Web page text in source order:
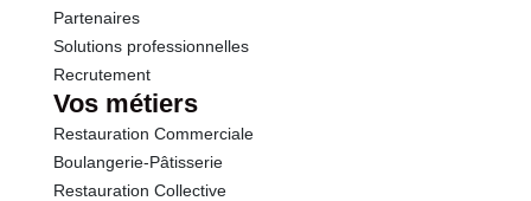
Partenaires
Solutions professionnelles
Recrutement
Vos métiers
Restauration Commerciale
Boulangerie-Pâtisserie
Restauration Collective